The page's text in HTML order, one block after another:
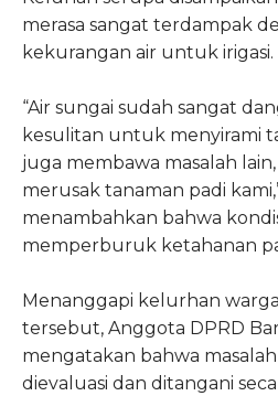
merasa sangat terdampak
kekurangan air untuk irigasi.
“Air sungai sudah sangat
kesulitan untuk menyirami
juga membawa masalah
merusak tanaman padi
menambahkan bahwa
memperburuk ketahanan
Menanggapi kelurhan
tersebut, Anggota DPRD
mengatakan bahwa
dievaluasi dan ditangani